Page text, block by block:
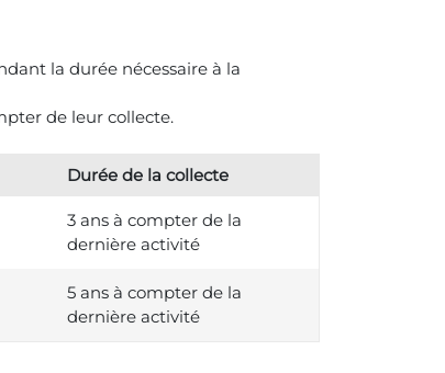
la durée nécessaire à la
de leur collecte.
Durée de la collecte
3 ans à compter de la
dernière activité
5 ans à compter de la
dernière activité